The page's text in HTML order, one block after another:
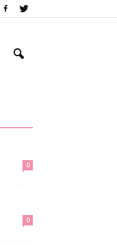
0
0